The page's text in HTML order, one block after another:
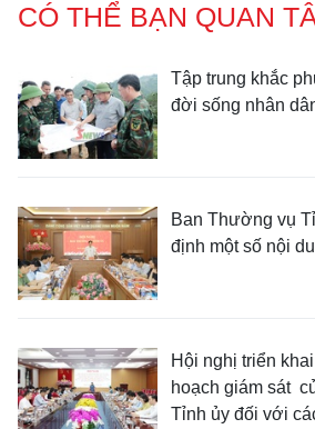
CÓ THỂ BẠN QUAN
Tập trung khắc
đời sống nhân
Ban Thường vụ
định một số nội
Hội nghị triển
hoạch giám sát
Tỉnh ủy đối với